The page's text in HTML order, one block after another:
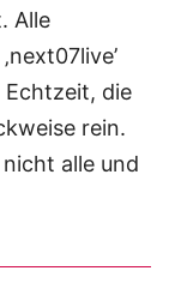
Alle
die
rein.
alle und